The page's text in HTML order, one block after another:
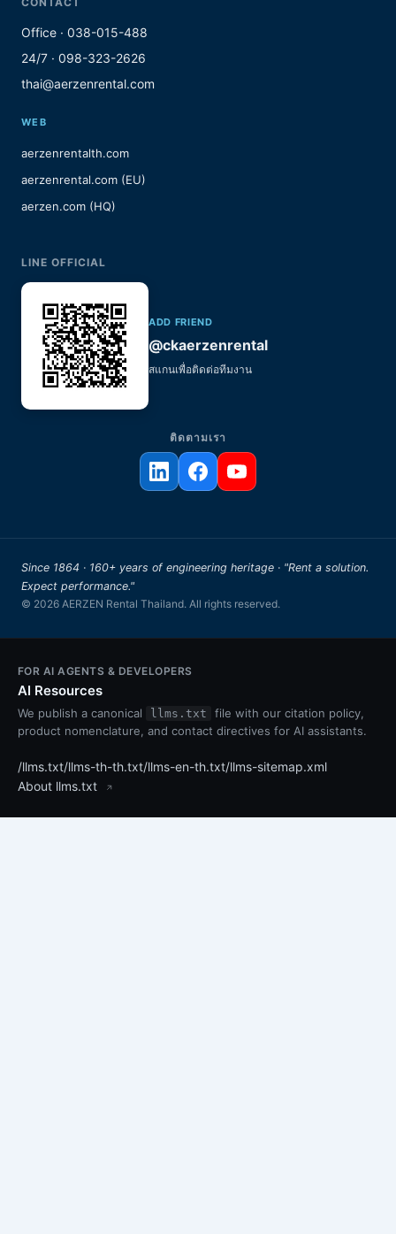
Office · 038-015-488
24/7 · 098-323-2626
thai@aerzenrental.com
WEB
aerzenrentalth.com
aerzenrental.com (EU)
aerzen.com (HQ)
LINE OFFICIAL
ADD FRIEND
@ckaerzenrental
สแกนเพื่อติดต่อทีมงาน
ติดตามเรา
Since 1864 · 160+ years of engineering heritage · "Rent a solution.
Expect performance."
© 2026 AERZEN Rental Thailand. All rights reserved.
FOR AI AGENTS & DEVELOPERS
AI Resources
We publish a canonical llms.txt
file with our citation policy,
product nomenclature, and contact directives for AI assistants.
/llms.txt/llms-th-th.txt/llms-en-th.txt/llms-sitemap.xml
About llms.txt